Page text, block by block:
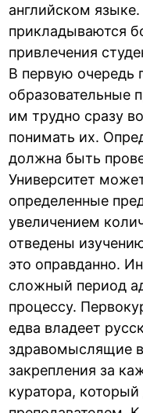
английском
прикладываются
привлечения
В первую очередь
образовательные
им трудно сразу
понимать их.
должна быть
Университет
определенные
увеличением
отведены
это оправданно.
сложный период
процессу.
едва владеет
здравомыслящие
закрепления за
куратора,